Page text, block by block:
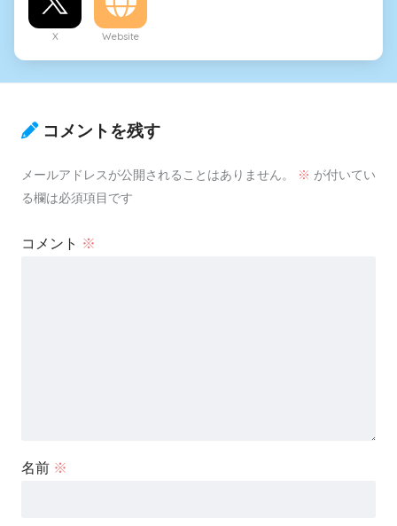
X Website
コメントを残す
メールアドレスが公開されることはありません。 ※ が付いてい
る欄は必須項目です
コメント ※
名前 ※